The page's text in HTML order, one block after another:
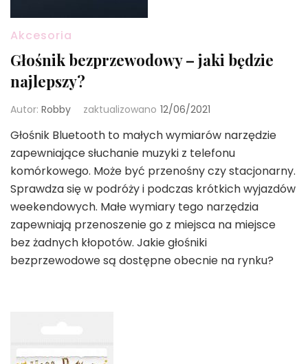
Akcesoria
Głośnik bezprzewodowy – jaki będzie
najlepszy?
Autor: Robby zaktualizowano 12/06/2021
Głośnik Bluetooth to małych wymiarów narzędzie
zapewniające słuchanie muzyki z telefonu
komórkowego. Może być przenośny czy stacjonarny.
Sprawdza się w podróży i podczas krótkich wyjazdów
weekendowych. Małe wymiary tego narzędzia
zapewniają przenoszenie go z miejsca na miejsce
bez żadnych kłopotów. Jakie głośniki
bezprzewodowe są dostępne obecnie na rynku?